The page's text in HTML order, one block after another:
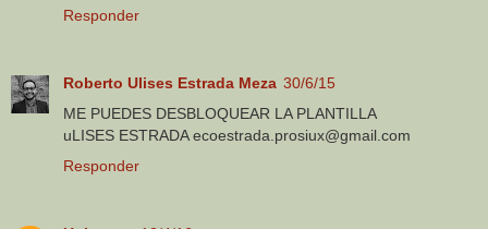
Responder
Roberto Ulises Estrada Meza 30/6/15
ME PUEDES DESBLOQUEAR LA PLANTILLA
uLISES ESTRADA ecoestrada.prosiux@gmail.com
Responder